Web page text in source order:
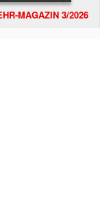
MAGAZIN 3/2026